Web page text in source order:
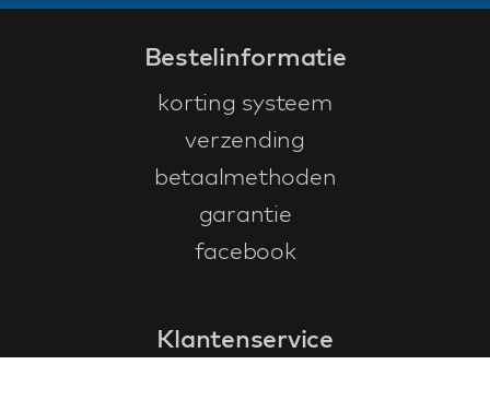
Bestelinformatie
korting systeem
verzending
betaalmethoden
garantie
facebook
Klantenservice